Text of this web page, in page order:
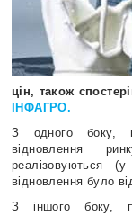
цін, також
ІНФАГРО.
З одного боку,
відновлення
реалізовуються
відновлення було
З іншого боку,